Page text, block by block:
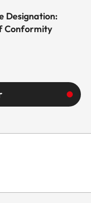
Designation:
Conformity